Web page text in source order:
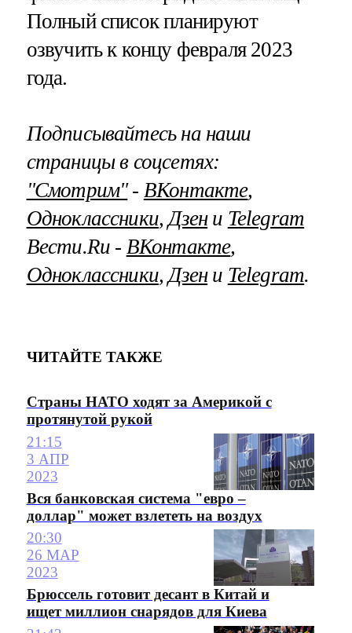
Полный список планируют
озвучить к концу февраля 2023
года.
Подписывайтесь на наши
страницы в соцсетях:
"Смотрим"‐ ВКонтакте,
Одноклассники,Дзени Telegram
Вести.Ru ‐ ВКонтакте,
Одноклассники,Дзени Telegram.
ЧИТАЙТЕ ТАКЖЕ
Страны НАТО ходят за Америкой с
протянутой рукой
21:15
3 АПР
2023
Вся банковская система "евро –
доллар" может взлететь на воздух
20:30
26 МАР
2023
Брюссель готовит десант в Китай и
ищет миллион снарядов для Киева